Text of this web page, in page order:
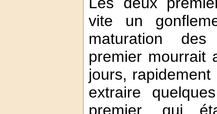
vite un
maturation
premier mourrait
jours,
extraire
premier, qui